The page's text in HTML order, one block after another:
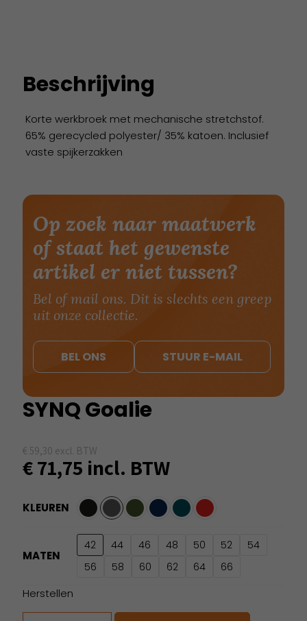
Beschrijving
Korte werkbroek met mechanische stretchstof.
65% gerecycled polyester/ 35% katoen. Inclusief
vaste spijkerzakken
Op zoek naar maatwerk
of staat het gewenste
artikel er niet tussen?
Bel of mail ons. Dit is slechts een greep
uit onze collectie.
BEL ONS STUUR E-MAIL
SYNQ Goalie
€ 59,30 excl. BTW
€71,75 incl. BTW
KLEUREN
MATEN
42 44 46 48 50 52
54
56
58 60 62 64 66
Herstellen